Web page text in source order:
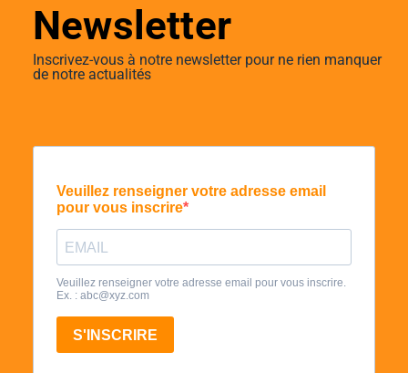
Newsletter
Inscrivez-vous à notre newsletter pour ne rien manquer
de notre actualités